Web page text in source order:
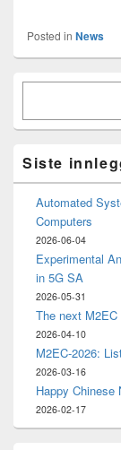
Posted in News
Primary
Area
Siste
Automated
Computers
2026-06-04
Experimental
in 5G SA
2026-05-31
The next
2026-04-10
M2EC-2026:
2026-03-16
Happy Chinese
2026-02-17